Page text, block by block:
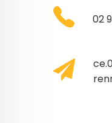
02